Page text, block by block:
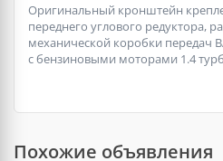
Оригинальный кронштейн
переднего углового редуктора,
механической коробки передач
с бензиновыми моторами 1.4
Похожие объявления